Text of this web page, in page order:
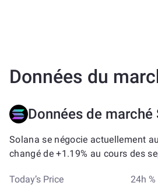
Données du
Données de marché
Solana se négocie actuellement
changé de +1.19% au cours des
Today’s Price 24h %